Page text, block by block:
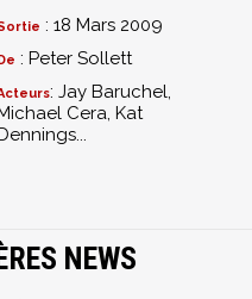
: 18 Mars 2009
De : Peter Sollett
: Jay Baruchel,
Cera, Kat
NEWS